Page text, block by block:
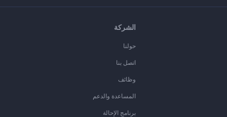
الشركة
حولنا
اتصل بنا
وظائف
المساعدة والدعم
برنامج الإحالة